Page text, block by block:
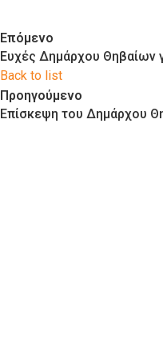
Επόμενο
Ευχές Δημάρχου Θηβαίων
Back to list
Προηγούμενο
Επίσκεψη του Δημάρχου